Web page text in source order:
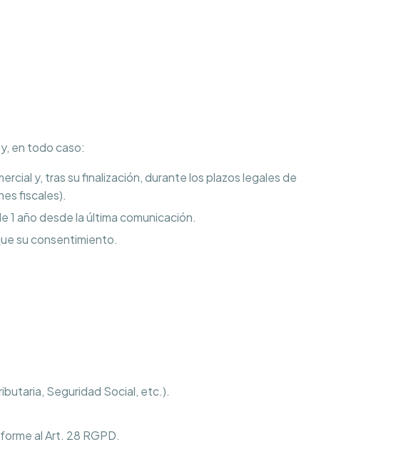
en todo caso:
y, tras su finalización, durante los plazos legales de
fiscales).
1 año desde la última comunicación.
su consentimiento.
Seguridad Social, etc.).
al Art. 28 RGPD.